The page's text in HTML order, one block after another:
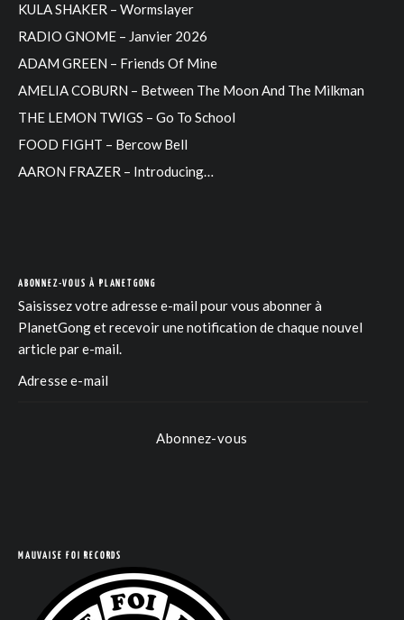
KULA SHAKER – Wormslayer
RADIO GNOME – Janvier 2026
ADAM GREEN – Friends Of Mine
AMELIA COBURN – Between The Moon And The Milkman
THE LEMON TWIGS – Go To School
FOOD FIGHT – Bercow Bell
AARON FRAZER – Introducing…
ABONNEZ-VOUS À PLANETGONG
Saisissez votre adresse e-mail pour vous abonner à
PlanetGong et recevoir une notification de chaque nouvel
article par e-mail.
Abonnez-vous
MAUVAISE FOI RECORDS